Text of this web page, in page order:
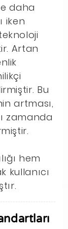
daha
iken
Artan
Bu
artması,
zamanda
hem
kullanıcı